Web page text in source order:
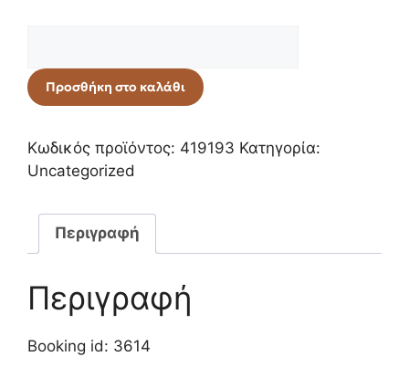
Προσθήκη στο καλάθι
Κωδικός προϊόντος: 419193 Κατηγορία:
Uncategorized
Περιγραφή
Περιγραφή
Booking id: 3614